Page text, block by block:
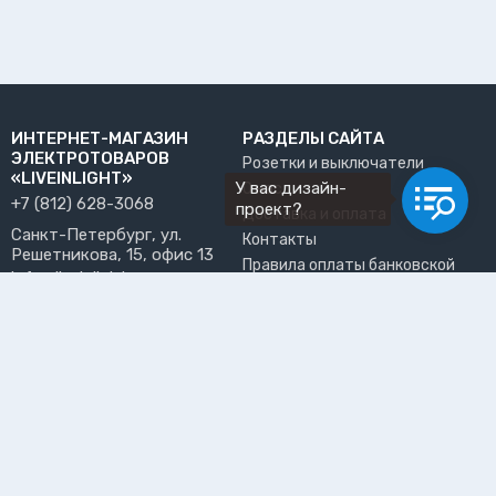
ИНТЕРНЕТ-МАГАЗИН
ЭЛЕКТРОТОВАРОВ
«LIVEINLIGHT»
+7 (812) 628-3068
Санкт-Петербург, ул.
Решетникова, 15, офис 13
info@liveinlight.ru
РАЗДЕЛЫ САЙТА
Розетки и выключатели
О нас
Доставка и оплата
Контакты
Правила оплаты банковской
У вас дизайн-
проект?